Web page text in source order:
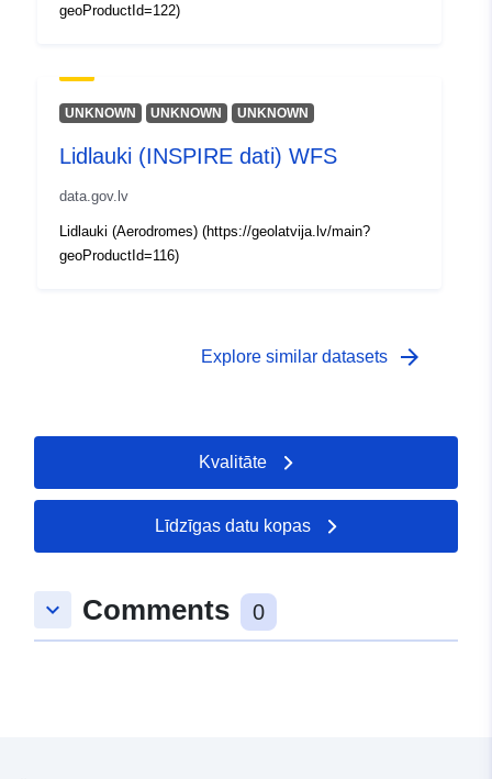
geoProductId=122)
UNKNOWN UNKNOWN UNKNOWN
Lidlauki (INSPIRE dati) WFS
data.gov.lv
Lidlauki (Aerodromes) (https://geolatvija.lv/main?
geoProductId=116)
Explore similar datasets arrow_forward
Kvalitāte
Līdzīgas datu kopas
keyboard_arrow_down Comments 0